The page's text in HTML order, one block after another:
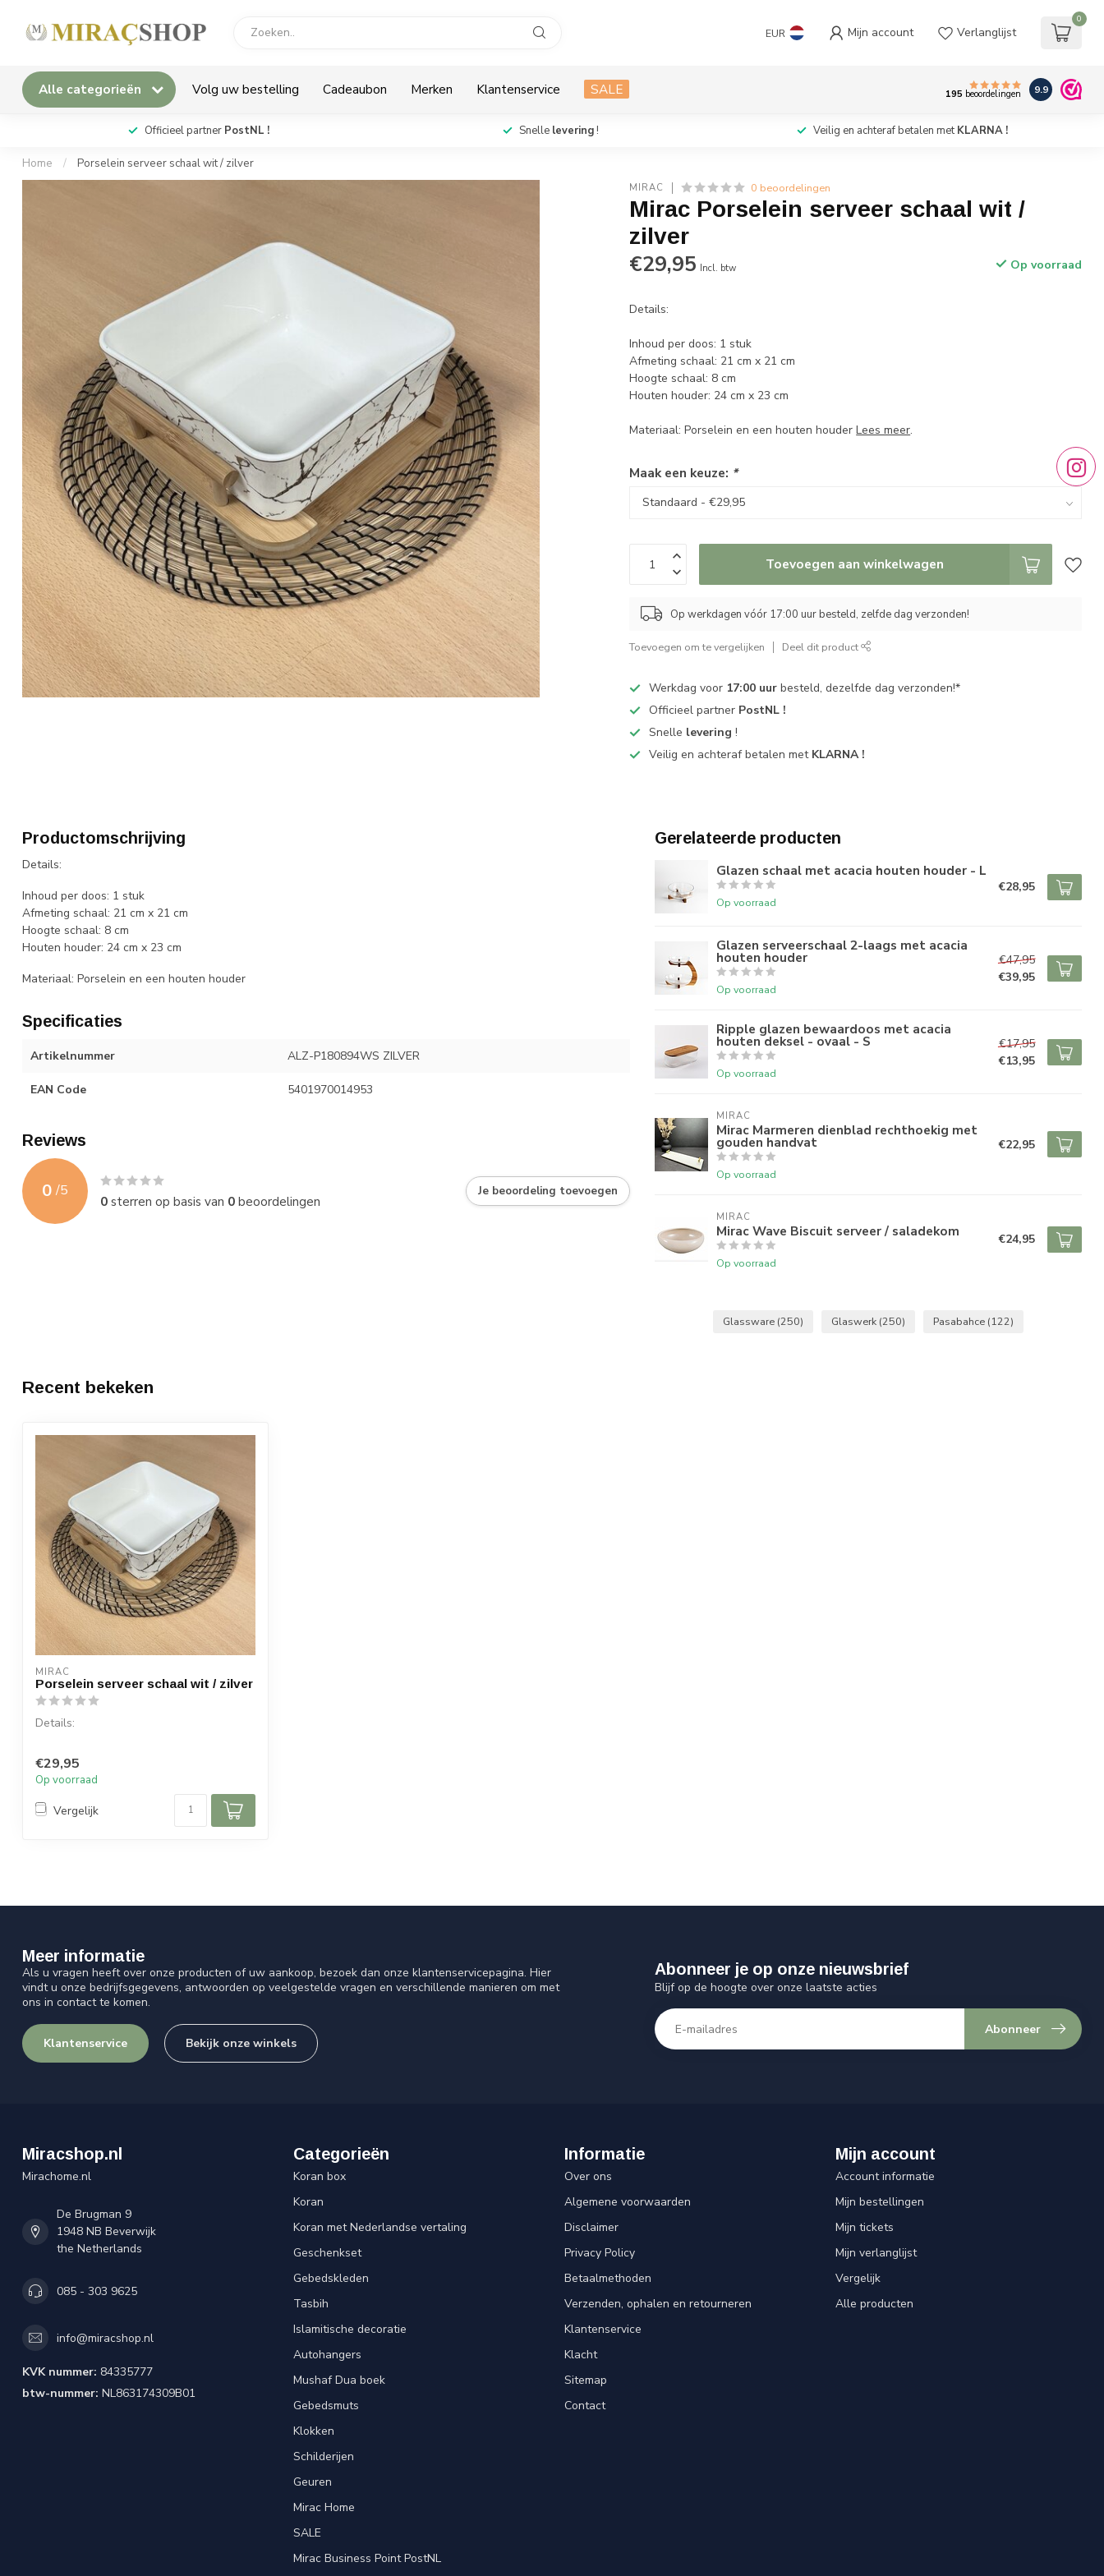
EUR Mijn account Verlanglijst
0
Alle categorieën Volg uw bestelling Cadeaubon Merken Klantenservice SALE 195 beoordelingen 9.9
Officieel partner PostNL ! Snelle levering! Veilig en achteraf betalen met KLARNA !
Home / Porselein serveer schaal wit / zilver
MIRAC 0 beoordelingen
Mirac Porselein serveer schaal wit /
zilver
€29,95 Incl. btw Op voorraad
Details:
Inhoud per doos: 1 stuk
Afmeting schaal: 21 cm x 21 cm
Hoogte schaal: 8 cm
Houten houder: 24 cm x 23 cm
Materiaal: Porselein en een houten houderLees meer.
Maak een keuze: *
Toevoegen aan winkelwagen
Op werkdagen vóór 17:00 uur besteld, zelfde dag verzonden!
Toevoegen om te vergelijken Deel dit product
Werkdag voor 17:00 uur besteld, dezelfde dag verzonden!*
Officieel partner PostNL !
Snelle levering !
Veilig en achteraf betalen met KLARNA !
Productomschrijving
Details:
Inhoud per doos: 1 stuk
Afmeting schaal: 21 cm x 21 cm
Hoogte schaal: 8 cm
Houten houder: 24 cm x 23 cm
Materiaal: Porselein en een houten houder
Specificaties
Artikelnummer ALZ-P180894WS ZILVER
EAN Code 5401970014953
Reviews
0 /5
0sterren op basis van 0beoordelingen
Je beoordeling toevoegen
Gerelateerde producten
Glazen schaal met acacia houten houder - L
Op voorraad
€28,95
Glazen serveerschaal 2-laags met acacia
houten houder
Op voorraad
€47,95
€39,95
Ripple glazen bewaardoos met acacia
houten deksel - ovaal - S
Op voorraad
€17,95
€13,95
MIRAC
Mirac Marmeren dienblad rechthoekig met
gouden handvat
Op voorraad
€22,95
MIRAC
Mirac Wave Biscuit serveer / saladekom
Op voorraad
€24,95
Glassware (250) Glaswerk (250) Pasabahce (122)
Recent bekeken
MIRAC
Porselein serveer schaal wit / zilver
Details:
Afmeting schaal: 21 cm x 21 cm
Hoogte scha...
€29,95
Op voorraad
Vergelijk
Meer informatie
Als u vragen heeft over onze producten of uw aankoop, bezoek dan onze klantenservicepagina. Hier
vindt u onze bedrijfsgegevens, antwoorden op veelgestelde vragen en verschillende manieren om met
ons in contact te komen.
Klantenservice Bekijk onze winkels
Abonneer je op onze nieuwsbrief
Blijf op de hoogte over onze laatste acties
Abonneer
Miracshop.nl
Mirachome.nl
De Brugman 9
1948 NB Beverwijk
the Netherlands
085 - 303 9625
info@miracshop.nl
KVK nummer: 84335777
btw-nummer: NL863174309B01
Categorieën
Koran box
Koran
Koran met Nederlandse vertaling
Geschenkset
Gebedskleden
Tasbih
Islamitische decoratie
Autohangers
Mushaf Dua boek
Gebedsmuts
Klokken
Schilderijen
Geuren
Mirac Home
SALE
Mirac Business Point PostNL
Informatie
Over ons
Algemene voorwaarden
Disclaimer
Privacy Policy
Betaalmethoden
Verzenden, ophalen en retourneren
Klantenservice
Klacht
Sitemap
Contact
Mijn account
Account informatie
Mijn bestellingen
Mijn tickets
Mijn verlanglijst
Vergelijk
Alle producten